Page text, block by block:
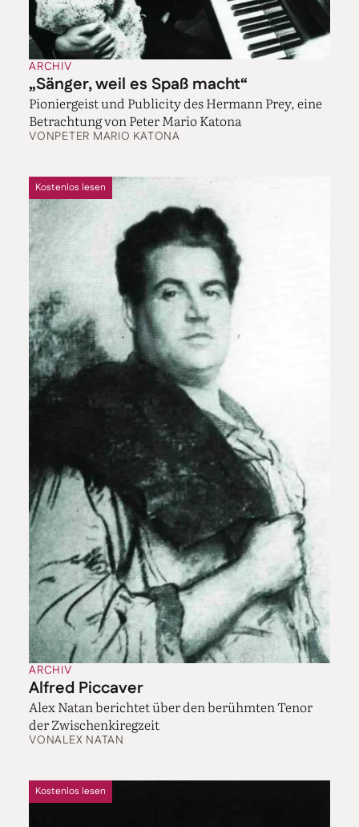
ARCHIV
„Sänger, weil es Spaß macht“
Pioniergeist und Publicity des Hermann Prey, eine
Betrachtung von Peter Mario Katona
VONPETER MARIO KATONA
ARCHIV
Alfred Piccaver
Alex Natan berichtet über den berühmten Tenor
der Zwischenkiregzeit
VONALEX NATAN
Kostenlos lesen
Kostenlos lesen